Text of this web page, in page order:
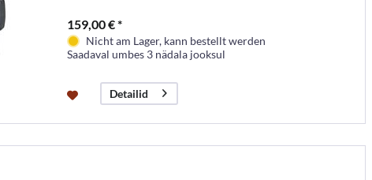
159,00 € *
Nicht am Lager, kann bestellt werden
Saadaval umbes 3 nädala jooksul
Detailid